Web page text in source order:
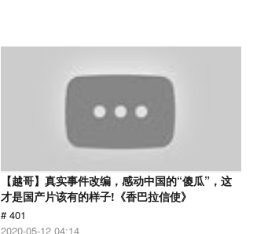
【越哥】真实事件改编，感动中国的“傻瓜”，这
才是国产片该有的样子!《香巴拉信使》
# 401
2020-05-12 04:14